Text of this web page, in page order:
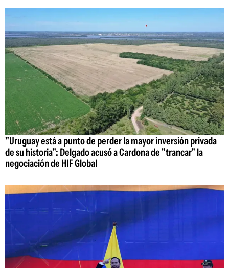
"Uruguay está a punto de perder la mayor inversión privada
de su historia": Delgado acusó a Cardona de "trancar" la
negociación de HIF Global